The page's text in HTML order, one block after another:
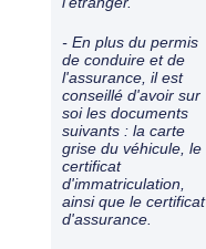
- En plus du permis
de conduire et de
l'assurance, il est
conseillé d'avoir sur
soi les documents
suivants : la carte
grise du véhicule, le
certificat
d'immatriculation,
ainsi que le certificat
d'assurance.